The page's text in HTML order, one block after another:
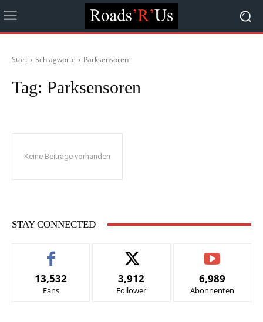
Start Schlagworte Parksensoren
Tag: Parksensoren
Keine Beiträge vorhanden
STAY CONNECTED
13,532
Fans
3,912
Follower
6,989
Abonnenten